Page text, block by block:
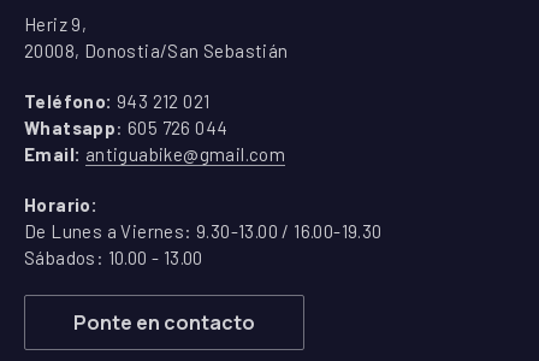
Heriz 9,
20008, Donostia/San Sebastián
Teléfono: 943 212 021
Whatsapp: 605 726 044
Email: antiguabike@gmail.com
Horario:
De Lunes a Viernes: 9.30-13.00 / 16.00-19.30
Sábados: 10.00 - 13.00
Ponte en contacto